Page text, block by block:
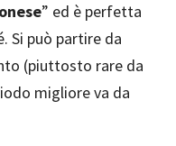
” ed è perfetta
Si può partire da
(piuttosto rare da
migliore va da